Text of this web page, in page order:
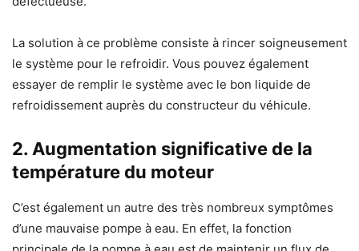
La solution à ce problème consiste à rincer soigneusement
le système pour le refroidir. Vous pouvez également
essayer de remplir le système avec le bon liquide de
refroidissement auprès du constructeur du véhicule.
2. Augmentation significative de la
température du moteur
C’est également un autre des très nombreux symptômes
d’une mauvaise pompe à eau. En effet, la fonction